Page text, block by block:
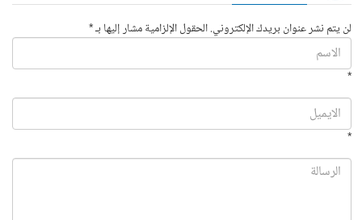
لن يتم نشر عنوان بريدك الإلكتروني. الحقول الإلزامية مشار إليها بـ *
*
*